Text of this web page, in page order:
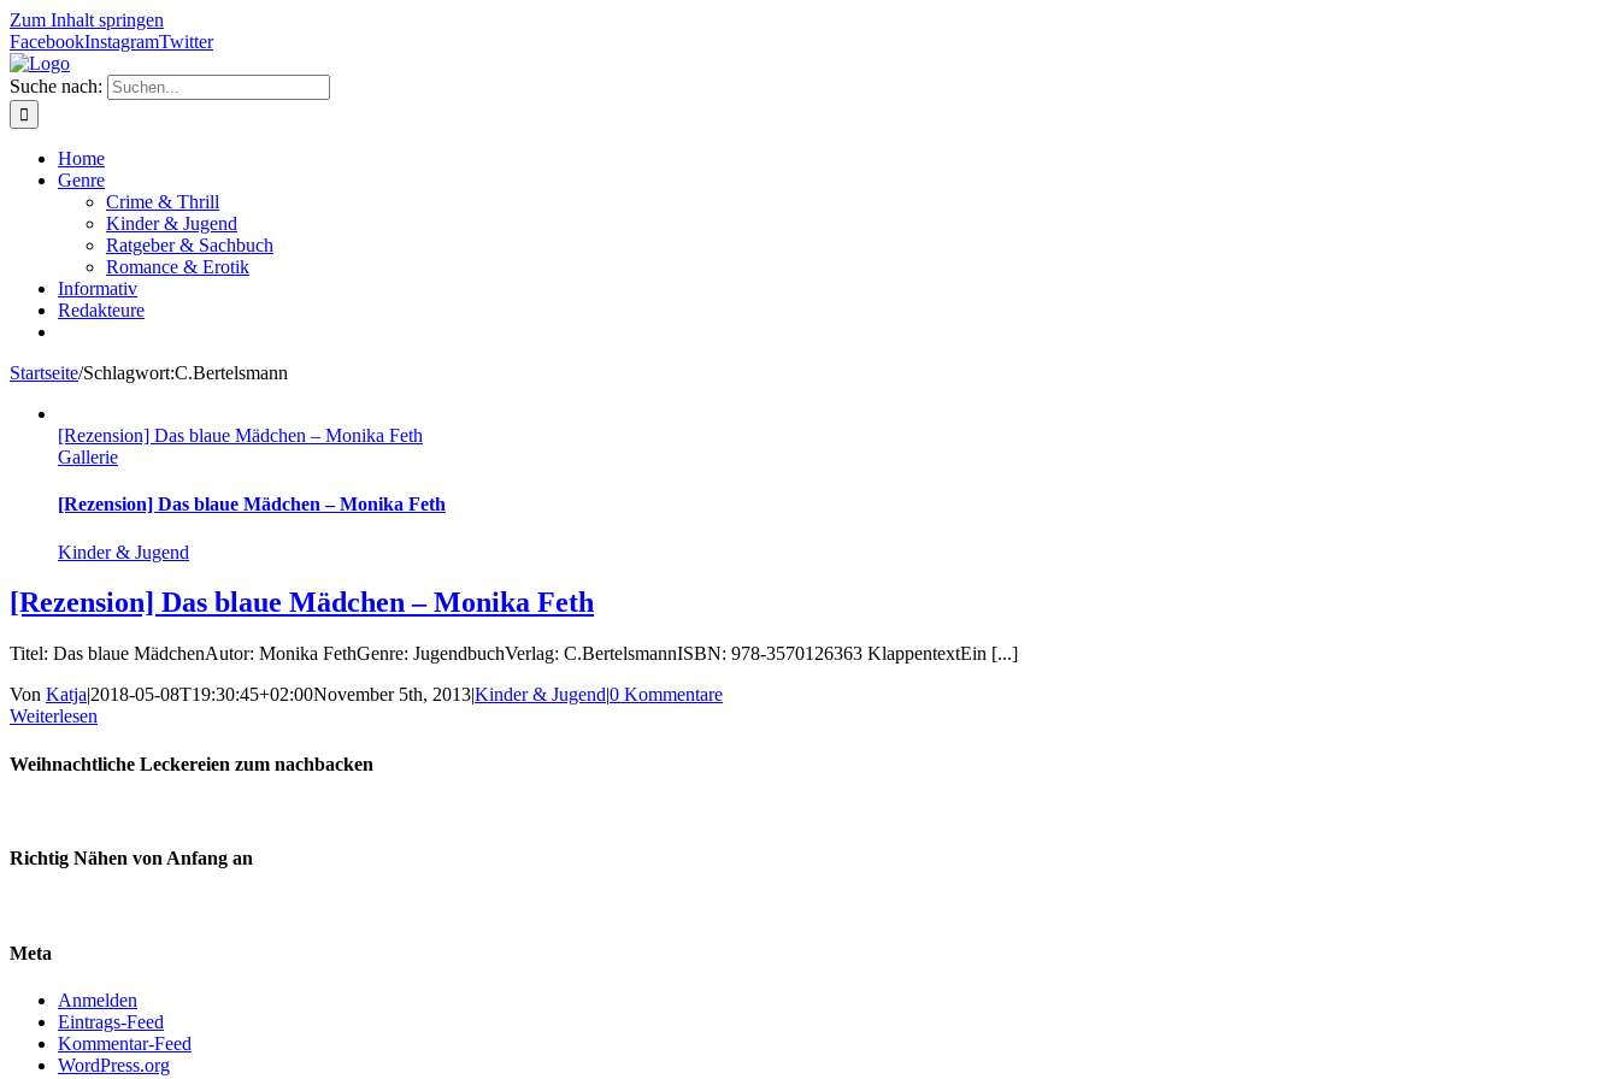
Zum Inhalt springen
FacebookInstagramTwitter
Suche nach:
Home
Genre
Crime & Thrill
Kinder & Jugend
Ratgeber & Sachbuch
Romance & Erotik
Informativ
Redakteure
Startseite/Schlagwort:C.Bertelsmann
[Rezension] Das blaue Mädchen – Monika Feth
Gallerie
[Rezension] Das blaue Mädchen – Monika Feth
Kinder & Jugend
[Rezension] Das blaue Mädchen – Monika Feth
Titel: Das blaue MädchenAutor: Monika FethGenre: JugendbuchVerlag: C.BertelsmannISBN: 978-3570126363 KlappentextEin [...]
Von Katja|2018-05-08T19:30:45+02:00November 5th, 2013|Kinder & Jugend|0 Kommentare
Weiterlesen
Weihnachtliche Leckereien zum nachbacken
Richtig Nähen von Anfang an
Meta
Anmelden
Eintrags-Feed
Kommentar-Feed
WordPress.org